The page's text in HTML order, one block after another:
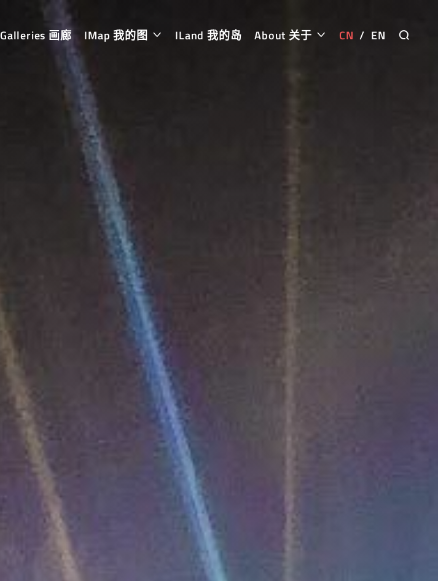
Galleries 画廊 IMap 我的图 ILand 我的岛 About 关于 CN / EN